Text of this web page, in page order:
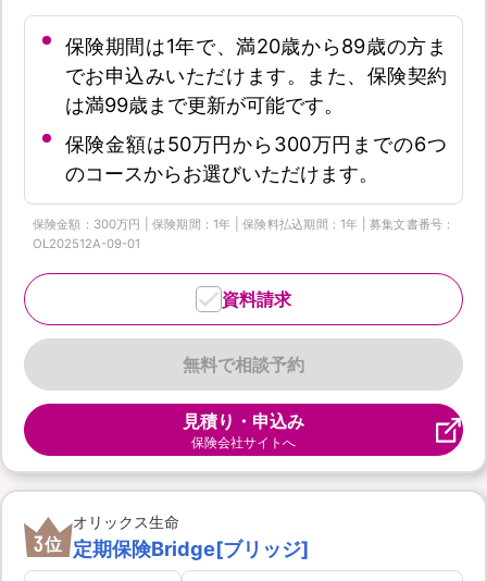
保険期間は1年で、満20歳から89歳の方ま
でお申込みいただけます。また、保険契約
は満99歳まで更新が可能です。
保険金額は50万円から300万円までの6つ
のコースからお選びいただけます。
保険金額：300万円 | 保険期間：1年 | 保険料払込期間：1年 | 募集文書番号：
OL202512A-09-01
無料で相談予約
資料請求
見積り・申込み
保険会社サイトへ
3位
オリックス生命
定期保険Bridge[ブリッジ]